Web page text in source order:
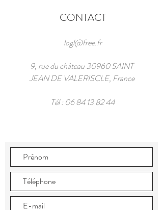
CONTACT
logl@free.fr
9, rue du château 30960 SAINT
JEAN DE VALERISCLE, France
Tél : 06 84 13 82 44